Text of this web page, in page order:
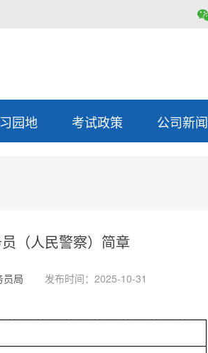
园地 考试政策 公司新闻
（人民警察）简章
员局
发布时间：2025-10-31